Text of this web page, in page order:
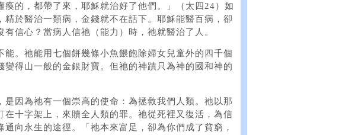
瘓的，都帶了來，耶穌就治好了他們。」（太四24）如
精於醫治一類病，金錢就不在話下。耶穌能醫百病，卻
信心？當病人信祂（能力）時，祂就醫治了人。
能。祂能用七個餅幾條小魚餵飽除婦女兒童外的四千個
變得山一般的金銀財寶。但祂的神蹟只為神的國和神的
是因為祂有一個崇高的使命：為拯救我們人類。祂以那
在十字架上，來贖全人類的罪。祂從死裡又復活，為信
向永生的途徑。「祂本來富足，卻為你們成了貧窮，